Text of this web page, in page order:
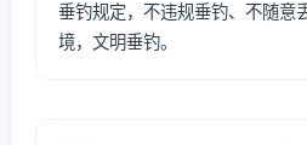
垂钓规定，不违规垂钓、不随意
境，文明垂钓。